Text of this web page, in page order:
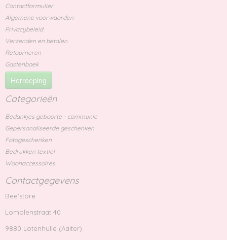
Contactformulier
Algemene voorwaarden
Privacybeleid
Verzenden en betalen
Retourneren
Gastenboek
Herroeping
Categorieën
Bedankjes geboorte - communie
Gepersonaliseerde geschenken
Fotogeschenken
Bedrukken textiel
Woonaccessoires
Contactgegevens
Bee'store
Lomolenstraat 40
9880 Lotenhulle (Aalter)